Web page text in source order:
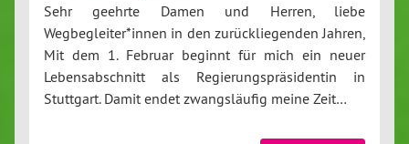
Sehr geehrte Damen und Herren, liebe
Wegbegleiter*innen in den zurückliegenden Jahren,
Mit dem 1. Februar beginnt für mich ein neuer
Lebensabschnitt als Regierungspräsidentin in
Stuttgart. Damit endet zwangsläufig meine Zeit…